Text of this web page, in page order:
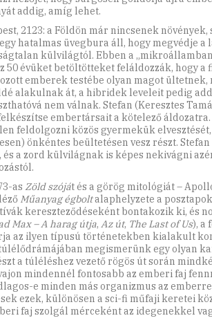
addig, amíg lehet.
2123: a Földön már nincsenek
hatalmas üvegbura áll, hogy megvédje a
külvilágtól. Ebben a
50 évüket betöltötteket feláldozzák, hogy a
emberek testébe olyan magot
alakulnak át, a hibridek leveleit pedig
nem válnak. Stefan (Keresztes
embertársait a kötelező áldozatra.
feldolgozni közös gyermekük
önkéntes beültetésen vesz részt.
és a zord külvilágnak is képes nekivágni
as Zöld szóját és a görög mitológiát –
Műanyag égboltalaphelyzete a
kereszteződéseként bontakozik ki, és
Max – A harag útja, Az út, The Last of Us), a
az ilyen típusú történetekben kialakult
megismerünk egy olyan
a túléléshez vezető rögös út során
mindennél fontosabb az emberi faj
e minden más organizmus az
ezek, különösen a sci-fi műfaji keretei
faj szolgál mérceként az idegenekkel